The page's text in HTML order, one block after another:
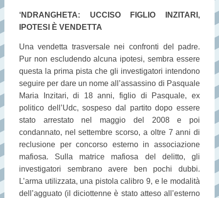
‘NDRANGHETA: UCCISO FIGLIO INZITARI,
IPOTESI È VENDETTA
Una vendetta trasversale nei confronti del padre.
Pur non escludendo alcuna ipotesi, sembra essere
questa la prima pista che gli investigatori intendono
seguire per dare un nome all’assassino di Pasquale
Maria Inzitari, di 18 anni, figlio di Pasquale, ex
politico dell’Udc, sospeso dal partito dopo essere
stato arrestato nel maggio del 2008 e poi
condannato, nel settembre scorso, a oltre 7 anni di
reclusione per concorso esterno in associazione
mafiosa. Sulla matrice mafiosa del delitto, gli
investigatori sembrano avere ben pochi dubbi.
L’arma utilizzata, una pistola calibro 9, e le modalità
dell’agguato (il diciottenne è stato atteso all’esterno